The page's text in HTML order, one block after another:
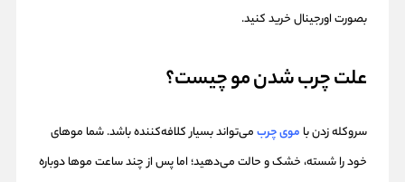
بصورت اورجینال خرید کنید.
علت چرب شدن مو چیست؟
سروکله زدن با موی چربمی‌تواند بسیار کلافه‌کننده باشد. شما موهای
خود را شسته، خشک و حالت می‌دهید؛ اما پس از چند ساعت موها دوباره